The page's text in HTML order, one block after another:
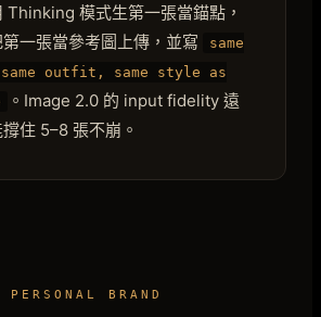
Thinking 模式生第一張當錨點，
一張當參考圖上傳，並寫
same
outfit, same style as
。Image 2.0 的 input fidelity 遠
住 5–8 張不崩。
BRAND